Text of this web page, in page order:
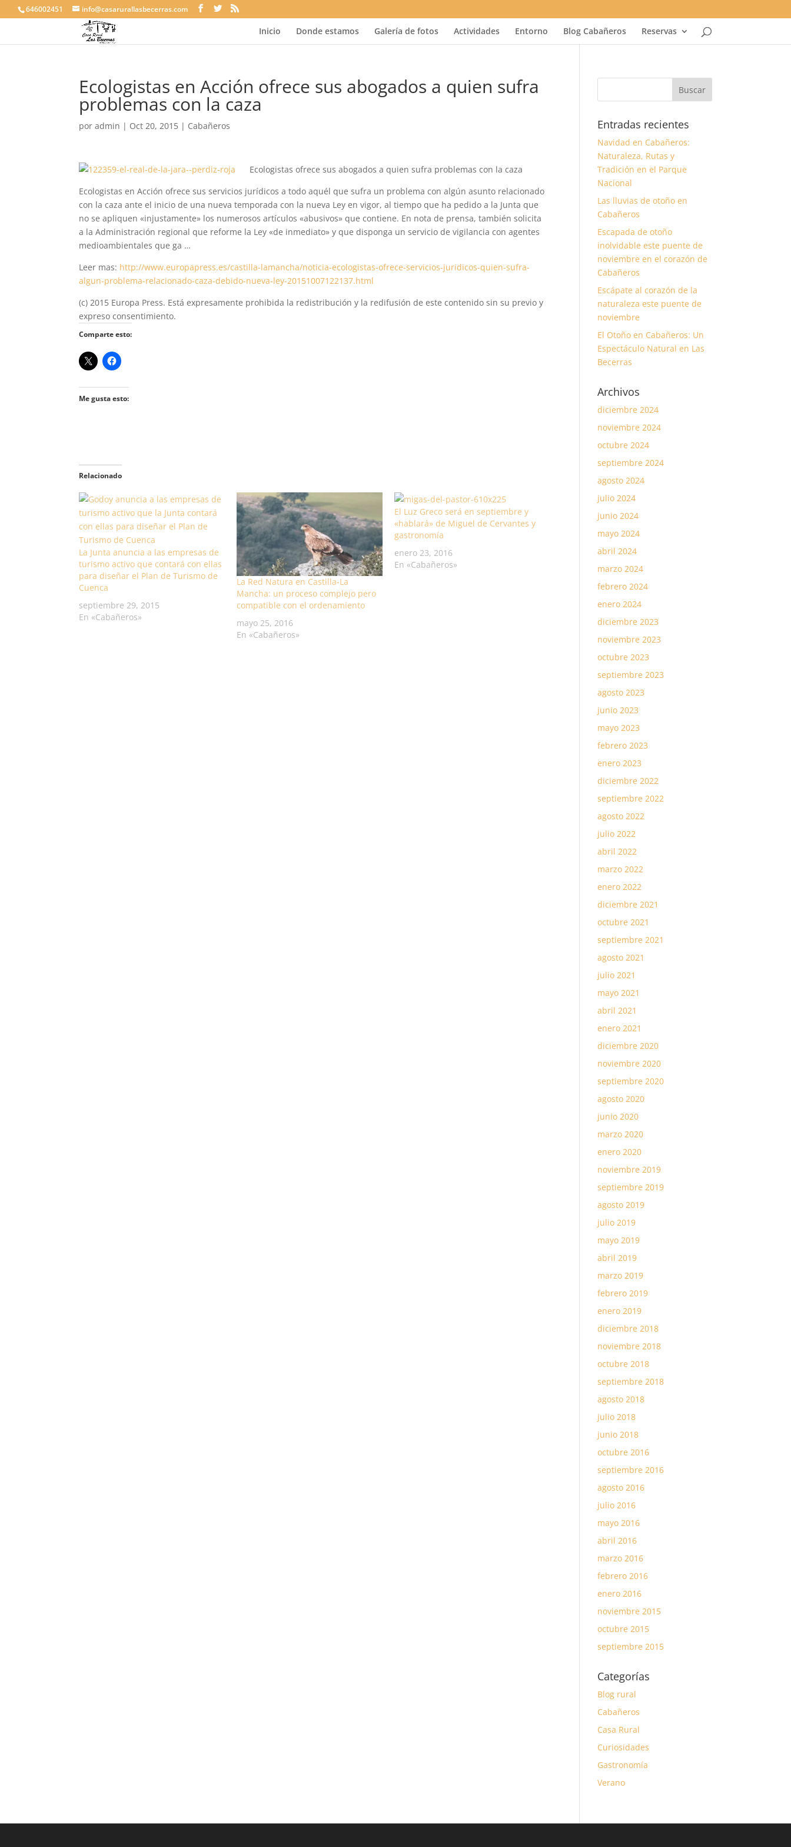
646002451 info@casarurallasbecerras.com
Inicio Donde estamos Galería de fotos Actividades Entorno Blog Cabañeros Reservas
Ecologistas en Acción ofrece sus abogados a quien sufra
problemas con la caza
poradmin | Oct 20, 2015 | Cabañeros
Ecologistas ofrece sus abogados a quien sufra problemas con la caza
Ecologistas en Acción ofrece sus servicios jurídicos a todo aquél que sufra un problema con algún asunto relacionado
con la caza ante el inicio de una nueva temporada con la nueva Ley en vigor, al tiempo que ha pedido a la Junta que
no se apliquen «injustamente» los numerosos artículos «abusivos» que contiene. En nota de prensa, también solicita
a la Administración regional que reforme la Ley «de inmediato» y que disponga un servicio de vigilancia con agentes
medioambientales que ga …
Leer mas: http://www.europapress.es/castilla-lamancha/noticia-ecologistas-ofrece-servicios-juridicos-quien-sufra-
algun-problema-relacionado-caza-debido-nueva-ley-20151007122137.html
(c) 2015 Europa Press. Está expresamente prohibida la redistribución y la redifusión de este contenido sin su previo y
expreso consentimiento.
Comparte esto:
Me gusta esto:
Relacionado
La Junta anuncia a las empresas de
turismo activo que contará con ellas
para diseñar el Plan de Turismo de
Cuenca
septiembre 29, 2015
En «Cabañeros»
La Red Natura en Castilla-La
Mancha: un proceso complejo pero
compatible con el ordenamiento
mayo 25, 2016
En «Cabañeros»
El Luz Greco será en septiembre y
«hablará» de Miguel de Cervantes y
gastronomía
enero 23, 2016
En «Cabañeros»
Entradas recientes
Navidad en Cabañeros:
Naturaleza, Rutas y
Tradición en el Parque
Nacional
Las lluvias de otoño en
Cabañeros
Escapada de otoño
inolvidable este puente de
noviembre en el corazón de
Cabañeros
Escápate al corazón de la
naturaleza este puente de
noviembre
El Otoño en Cabañeros: Un
Espectáculo Natural en Las
Becerras
Archivos
diciembre 2024
noviembre 2024
octubre 2024
septiembre 2024
agosto 2024
julio 2024
junio 2024
mayo 2024
abril 2024
marzo 2024
febrero 2024
enero 2024
diciembre 2023
noviembre 2023
octubre 2023
septiembre 2023
agosto 2023
junio 2023
mayo 2023
febrero 2023
enero 2023
diciembre 2022
septiembre 2022
agosto 2022
julio 2022
abril 2022
marzo 2022
enero 2022
diciembre 2021
octubre 2021
septiembre 2021
agosto 2021
julio 2021
mayo 2021
abril 2021
enero 2021
diciembre 2020
noviembre 2020
septiembre 2020
agosto 2020
junio 2020
marzo 2020
enero 2020
noviembre 2019
septiembre 2019
agosto 2019
julio 2019
mayo 2019
abril 2019
marzo 2019
febrero 2019
enero 2019
diciembre 2018
noviembre 2018
octubre 2018
septiembre 2018
agosto 2018
julio 2018
junio 2018
octubre 2016
septiembre 2016
agosto 2016
julio 2016
mayo 2016
abril 2016
marzo 2016
febrero 2016
enero 2016
noviembre 2015
octubre 2015
septiembre 2015
Categorías
Blog rural
Cabañeros
Casa Rural
Curiosidades
Gastronomía
Verano